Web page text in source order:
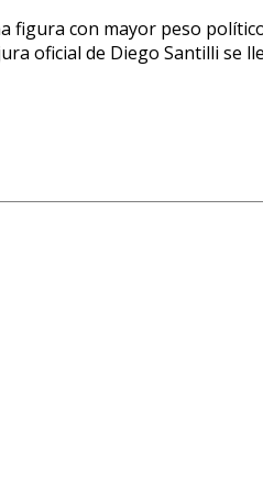
figura con mayor peso
oficial de Diego Santilli se